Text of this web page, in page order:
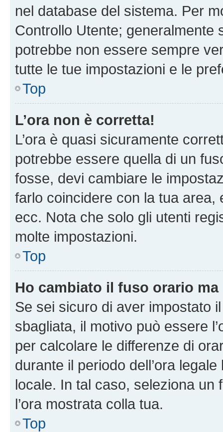
nel database del sistema. Per
Controllo Utente; generalmente
potrebbe non essere sempre
tutte le tue impostazioni e le
Top
L’ora non è corretta!
L’ora è quasi sicuramente
potrebbe essere quella di un
fosse, devi cambiare le
farlo coincidere con la tua area,
ecc. Nota che solo gli utenti
molte impostazioni.
Top
Ho cambiato il fuso orario ma
Se sei sicuro di aver impostato
sbagliata, il motivo può essere
per calcolare le differenze di
durante il periodo dell’ora
locale. In tal caso, seleziona
l’ora mostrata colla tua.
Top